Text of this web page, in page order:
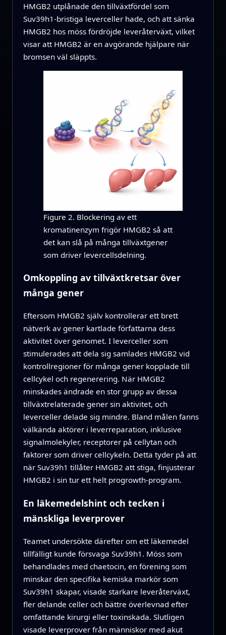
HMGB2 utplånade den tillväxtfördel som
Suv39h1-bristiga leverceller hade, och att sänka
HMGB2 hos möss fördröjde leveråterväxt, vilket
visar att HMGB2 är en avgörande hjälpare när
bromsen väl släppts.
Figure 2. Blockering av ett
kromatinenzym frigör HMGB2 så att
det kan slå på många tillväxtgener
som driver levercellsdelning.
Omkoppling av tillväxtkretsar över
många gener
Eftersom HMGB2 själv kontrollerar ett brett
nätverk av gener kartlade författarna dess
aktivitet över genomet. I leverceller som
stimulerades att dela sig samlades HMGB2 vid
kontrollregioner för många gener kopplade till
cellcykel och regenerering. När HMGB2
minskades ändrade en stor grupp av dessa
tillväxtrelaterade gener sin aktivitet, och
leverceller delade sig mindre. Bland målen fanns
välkända aktörer i leverreparation, inklusive
signalmolekyler, receptorer på cellytan och
faktorer som driver cellcykeln. Detta tyder på att
när Suv39h1 tillåter HMGB2 att stiga, finjusterar
HMGB2 i sin tur ett helt progrowth-program.
En läkemedelshint och tecken i
mänskliga leverprover
Teamet undersökte därefter om ett läkemedel
tillfälligt kunde försvaga Suv39h1. Möss som
behandlades med chaetocin, en förening som
minskar den specifika kemiska markör som
Suv39h1 skapar, visade starkare leveråterväxt,
fler delande celler och bättre överlevnad efter
omfattande kirurgi eller toxinskada. Slutligen
visade leverprover från människor med akut